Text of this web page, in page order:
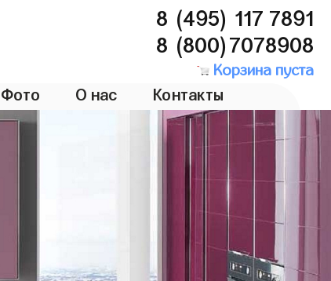
8 (495) 117 7891
8 (800)7078908
Корзина пуста
Фото О нас Контакты